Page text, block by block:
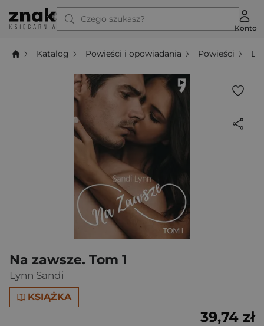
Czego szukasz?
Konto
Katalog Powieści i opowiadania Powieści
Na zawsze. Tom 1
Lynn Sandi
KSIĄŻKA
39,74 zł